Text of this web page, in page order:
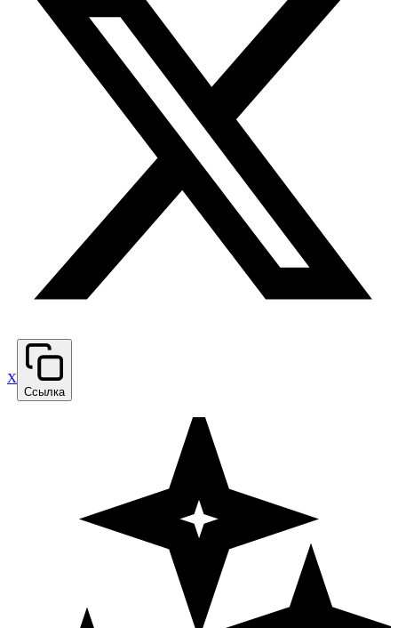
X
Ссылка